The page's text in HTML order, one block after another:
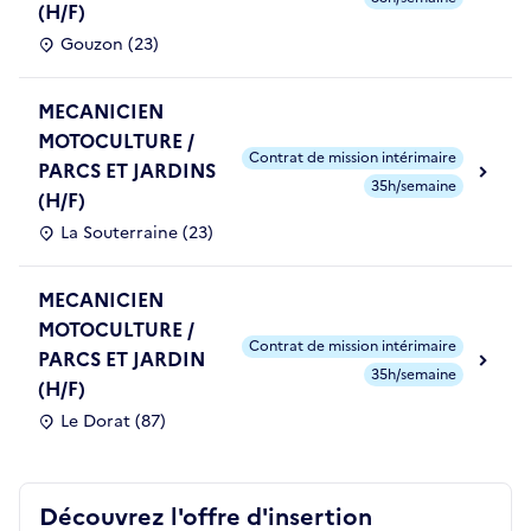
(H/F)
Gouzon (23)
MECANICIEN
MOTOCULTURE /
PARCS ET JARDINS
(H/F)
La Souterraine (23)
Contrat de mission intérimaire
35h/semaine
MECANICIEN
MOTOCULTURE /
PARCS ET JARDIN
(H/F)
Le Dorat (87)
Contrat de mission intérimaire
35h/semaine
Découvrez l'offre d'insertion